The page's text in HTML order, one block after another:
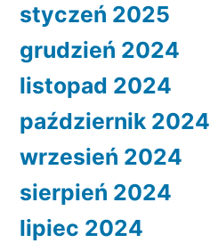
styczeń 2025
grudzień 2024
listopad 2024
październik 2024
wrzesień 2024
sierpień 2024
lipiec 2024